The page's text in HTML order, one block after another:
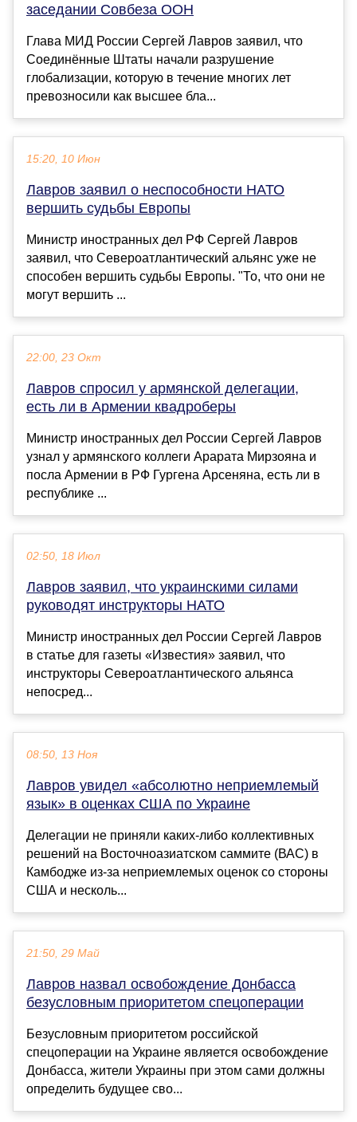
заседании Совбеза ООН
Глава МИД России Сергей Лавров заявил, что
Соединённые Штаты начали разрушение
глобализации, которую в течение многих лет
превозносили как высшее бла...
15:20, 10 Июн
Лавров заявил о неспособности НАТО
вершить судьбы Европы
Министр иностранных дел РФ Сергей Лавров
заявил, что Североатлантический альянс уже не
способен вершить судьбы Европы. "То, что они не
могут вершить ...
22:00, 23 Окт
Лавров спросил у армянской делегации,
есть ли в Армении квадроберы
Министр иностранных дел России Сергей Лавров
узнал у армянского коллеги Арарата Мирзояна и
посла Армении в РФ Гургена Арсеняна, есть ли в
республике ...
02:50, 18 Июл
Лавров заявил, что украинскими силами
руководят инструкторы НАТО
Министр иностранных дел России Сергей Лавров
в статье для газеты «Известия» заявил, что
инструкторы Североатлантического альянса
непосред...
08:50, 13 Ноя
Лавров увидел «абсолютно неприемлемый
язык» в оценках США по Украине
Делегации не приняли каких-либо коллективных
решений на Восточноазиатском саммите (ВАС) в
Камбодже из-за неприемлемых оценок со стороны
США и несколь...
21:50, 29 Май
Лавров назвал освобождение Донбасса
безусловным приоритетом спецоперации
Безусловным приоритетом российской
спецоперации на Украине является освобождение
Донбасса, жители Украины при этом сами должны
определить будущее сво...